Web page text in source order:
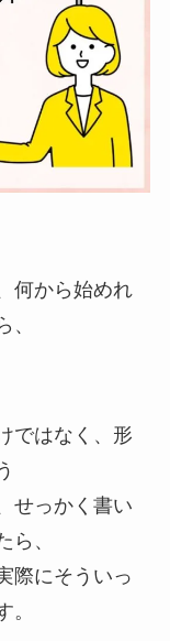
何から始めれ
ではなく、形
せっかく書い
ら、
際にそういっ
。